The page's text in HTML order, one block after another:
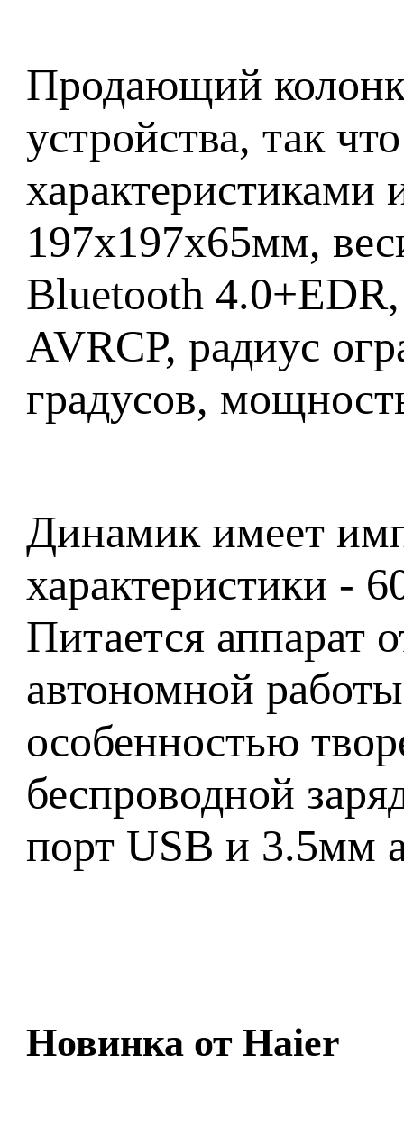
Продающий
устройства, так
характеристиками
197x197x65мм,
Bluetooth
AVRCP, радиус
градусов,
Динамик имеет
характеристики -
Питается аппарат
автономной
особенностью
беспроводной
порт USB и 3.5мм
Новинка от Haier